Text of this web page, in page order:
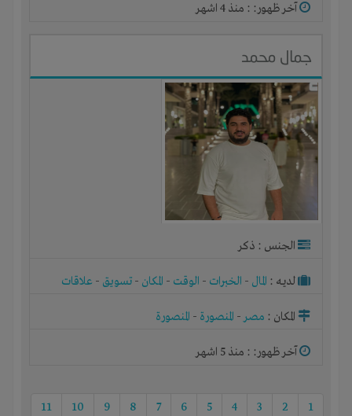
آخر ظهور: : منذ 4 اشهر
جمال محمد
الجنس : ذكر
لديـه : المال - الخبرات - الوقت - المكان - تسويق - علاقات
المكان : مصر- المنصورة - المنصورة
آخر ظهور: : منذ 5 اشهر
1
2
3
4
5
6
7
8
9
10
11